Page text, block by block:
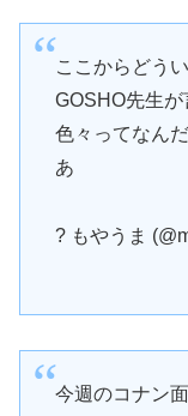
ここからどう
GOSHO先生
色々ってなん
あ
? もやうま
今週のコナン